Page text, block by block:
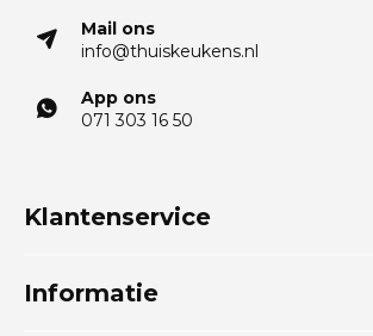
Mail ons
info@thuiskeukens.nl
App ons
071 303 16 50
Klantenservice
Informatie